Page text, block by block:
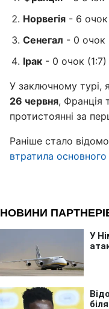
Норвегія - 6 очок
Сенегал - 0 очок
Ірак - 0 очок (1:7)
У заключному турі,
26 червня, Франція
протистоянні за
Раніше стало
втратила